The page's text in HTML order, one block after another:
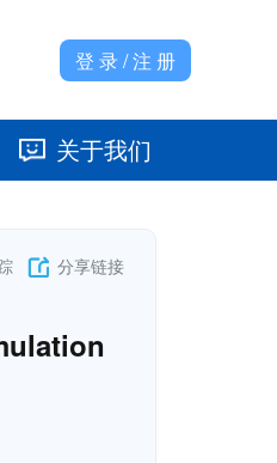
登 录 / 注 册
关于我们
分享链接